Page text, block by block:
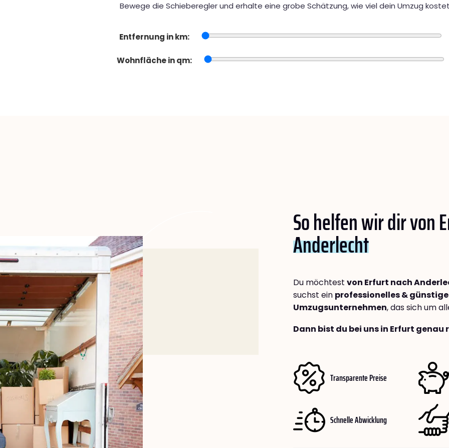
Bewege die Schieberegler und erhalte eine grobe Schätzung, wie viel dein Umzug
Entfernung in km:
Wohnfläche in qm:
So helfen wir dir von
Anderlecht
Du möchtest von Erfurt nach
suchst ein professionelles &
Umzugsunternehmen, das sich um
Dann bist du bei uns in Erfurt
Transparente Preise
Schnelle Abwicklung